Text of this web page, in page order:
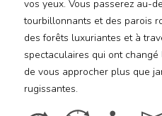
vos yeux. Vous passerez au-
tourbillonnants et des parois
des forêts luxuriantes et à
spectaculaires qui ont
de vous approcher plus que
rugissantes.